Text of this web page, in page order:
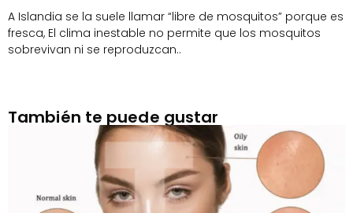
A Islandia se la suele llamar “libre de mosquitos” porque es
fresca, El clima inestable no permite que los mosquitos
sobrevivan ni se reproduzcan..
También te puede gustar